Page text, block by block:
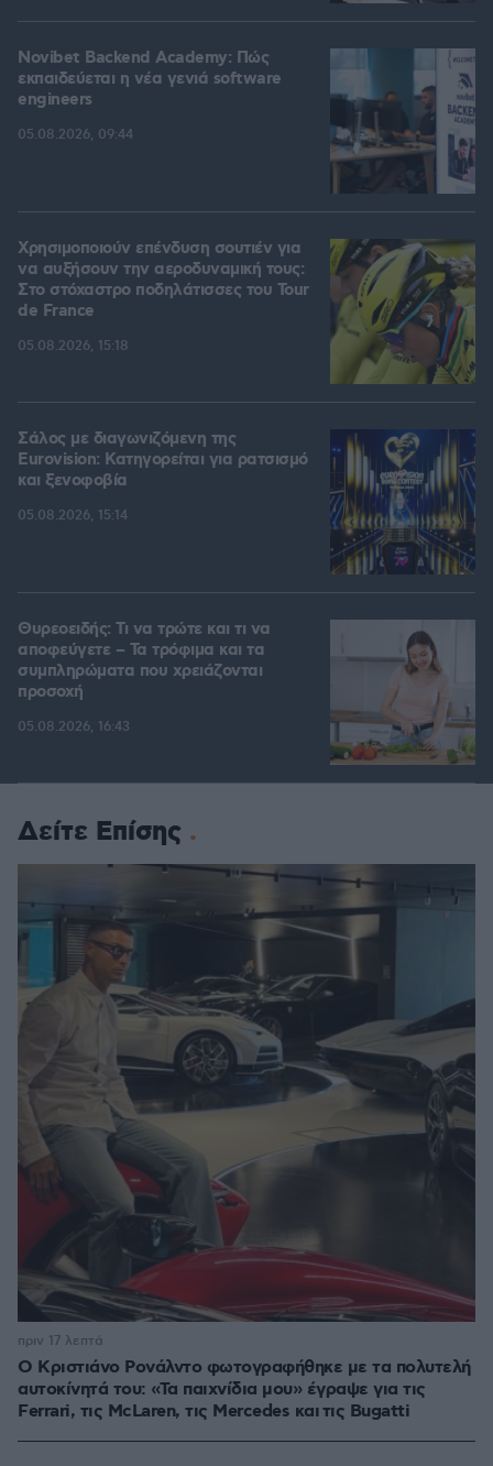
Novibet Backend Academy: Πώς
εκπαιδεύεται η νέα γενιά software
engineers
05.08.2026, 09:44
Χρησιμοποιούν επένδυση σουτιέν για
να αυξήσουν την αεροδυναμική τους:
Στο στόχαστρο ποδηλάτισσες του Tour
de France
05.08.2026, 15:18
Σάλος με διαγωνιζόμενη της
Eurovision: Κατηγορείται για ρατσισμό
και ξενοφοβία
05.08.2026, 15:14
Θυρεοειδής: Τι να τρώτε και τι να
αποφεύγετε – Τα τρόφιμα και τα
συμπληρώματα που χρειάζονται
προσοχή
05.08.2026, 16:43
Δείτε Επίσης
Ο Κριστιάνο Ρονάλντο φωτογραφήθηκε με τα πολυτελή
αυτοκίνητά του: «Τα παιχνίδια μου» έγραψε για τις
Ferrari, τις McLaren, τις Mercedes και τις Bugatti
πριν 17 λεπτά